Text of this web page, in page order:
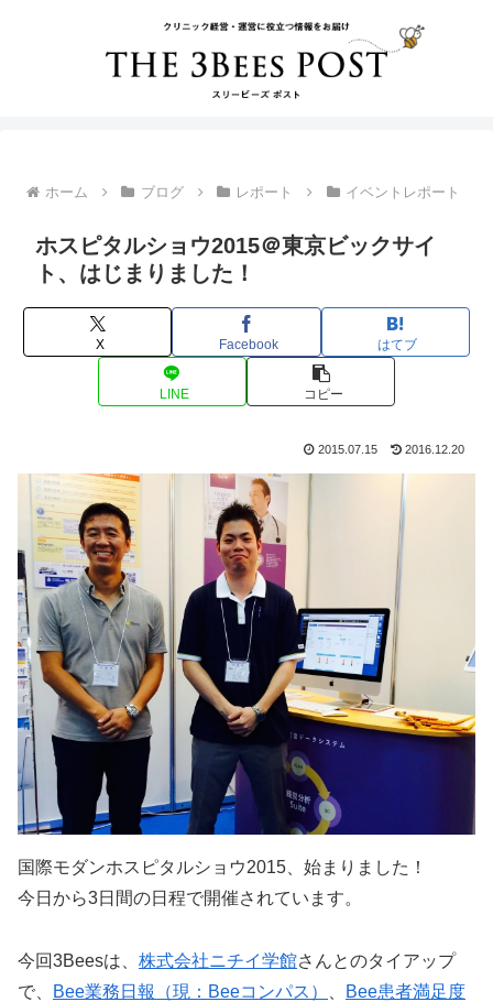
ホーム ブログ レポート イベントレポート
ホスピタルショウ2015＠東京ビックサイ
ト、はじまりました！
X Facebook はてブ
LINE コピー
2015.07.15 2016.12.20
国際モダンホスピタルショウ2015、始まりました！
今日から3日間の日程で開催されています。
今回3Beesは、 株式会社ニチイ学館さんとのタイアップ
で、
Bee業務日報（現：Beeコンパス）
Bee患者満足度